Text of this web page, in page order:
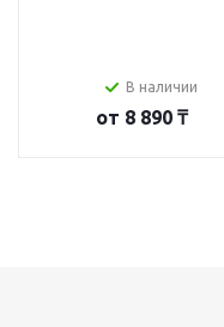
В наличии
от 8 890 ₸